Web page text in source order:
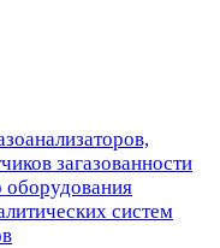
загазованности
оборудования
систем